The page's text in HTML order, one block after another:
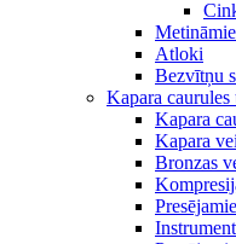
Atloki
Bezvītņu
Kapara
Kapara
Kapara
Bronzas